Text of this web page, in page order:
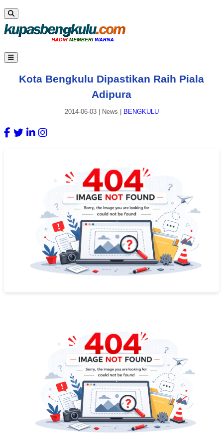
Kota Bengkulu Dipastikan Raih Piala
Adipura
2014-06-03| News BENGKULU